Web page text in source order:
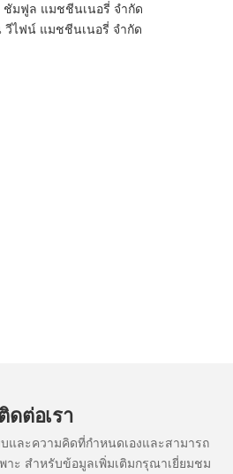
ชัมฟูล แมชชีนเนอรี่ จำกัด
วีไฟน์ แมชชีนเนอรี่ จำกัด
ดต่อเรา
และความคิดที่กำหนดเองและสามารถ
าะ สำหรับข้อมูลเพิ่มเติมกรุณาเยี่ยมชม